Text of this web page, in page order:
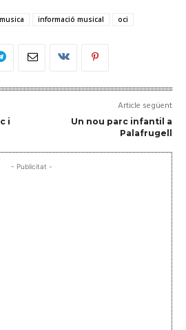
informació musical oci
i
Article següent
Un nou parc infantil a
Palafrugell
- Publicitat -